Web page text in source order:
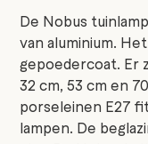
De Nobus
van aluminium.
gepoedercoat. Er
32 cm, 53 cm en
porseleinen E27
lampen. De